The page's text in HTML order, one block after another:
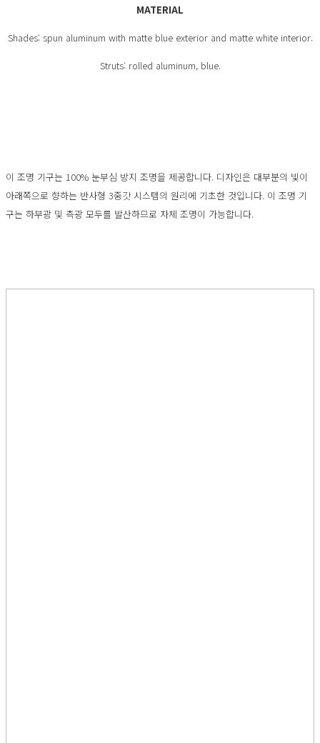
MATERIAL
Shades: spun aluminum with matte blue exterior and matte white interior.
Struts: rolled aluminum, blue.
이 조명 기구는 100% 눈부심 방지 조명을 제공합니다. 디자인은 대부분의 빛이
아래쪽으로 향하는 반사형 3중갓 시스템의 원리에 기초한 것입니다. 이 조명 기
구는 하부광 및 측광 모두를 발산하므로 자체 조명이 가능합니다.